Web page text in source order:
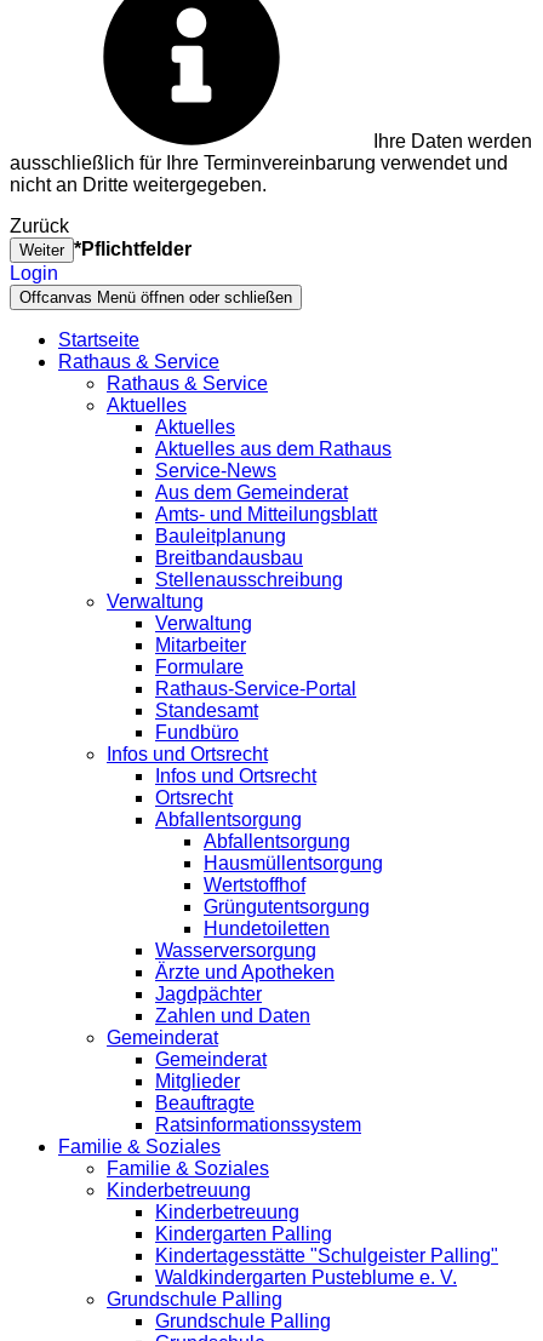
Ihre Daten werden
ausschließlich für Ihre Terminvereinbarung verwendet und
nicht an Dritte weitergegeben.
Zurück
Weiter *Pflichtfelder
Login
Offcanvas Menü öffnen oder schließen
Startseite
Rathaus & Service
Rathaus & Service
Aktuelles
Aktuelles
Aktuelles aus dem Rathaus
Service-News
Aus dem Gemeinderat
Amts- und Mitteilungsblatt
Bauleitplanung
Breitbandausbau
Stellenausschreibung
Verwaltung
Verwaltung
Mitarbeiter
Formulare
Rathaus-Service-Portal
Standesamt
Fundbüro
Infos und Ortsrecht
Infos und Ortsrecht
Ortsrecht
Abfallentsorgung
Abfallentsorgung
Hausmüllentsorgung
Wertstoffhof
Grüngutentsorgung
Hundetoiletten
Wasserversorgung
Ärzte und Apotheken
Jagdpächter
Zahlen und Daten
Gemeinderat
Gemeinderat
Mitglieder
Beauftragte
Ratsinformationssystem
Familie & Soziales
Familie & Soziales
Kinderbetreuung
Kinderbetreuung
Kindergarten Palling
Kindertagesstätte "Schulgeister Palling"
Waldkindergarten Pusteblume e. V.
Grundschule Palling
Grundschule Palling